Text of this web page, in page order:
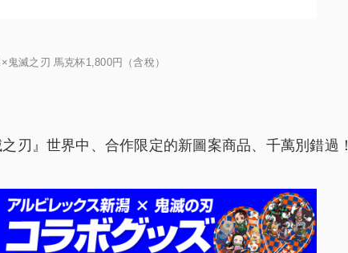
鬼滅之刃 馬克杯1,800円（含稅）
刃』世界中、合作限定的新圖案商品、千萬別錯過！